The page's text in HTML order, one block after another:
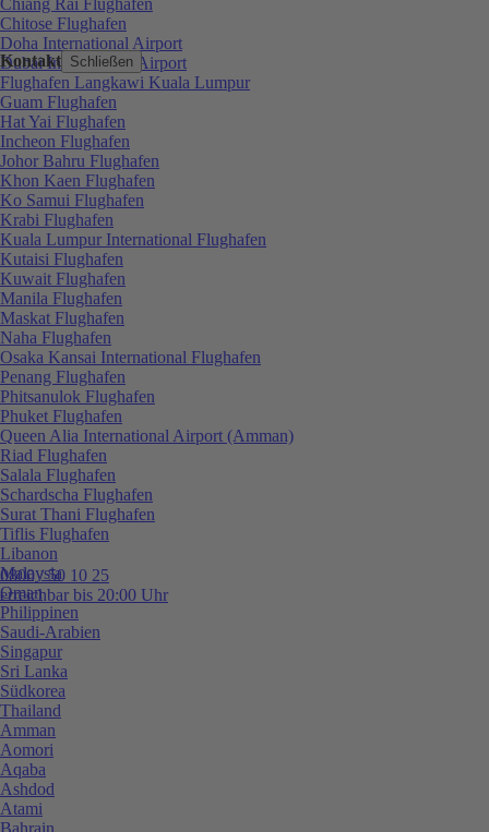
Kontakt Schließen
0800 / 50 10 25
erreichbar bis 20:00 Uhr
Chitose Flughafen
Doha International Airport
Dubai International Airport
Flughafen Langkawi Kuala Lumpur
Guam Flughafen
Hat Yai Flughafen
Incheon Flughafen
Johor Bahru Flughafen
Khon Kaen Flughafen
Ko Samui Flughafen
Krabi Flughafen
Kuala Lumpur International Flughafen
Kutaisi Flughafen
Kuwait Flughafen
Manila Flughafen
Maskat Flughafen
Naha Flughafen
Osaka Kansai International Flughafen
Penang Flughafen
Phitsanulok Flughafen
Phuket Flughafen
Queen Alia International Airport (Amman)
Riad Flughafen
Salala Flughafen
Schardscha Flughafen
Surat Thani Flughafen
Tiflis Flughafen
Libanon
Malaysia
Oman
Philippinen
Saudi-Arabien
Singapur
Sri Lanka
Südkorea
Thailand
Amman
Aomori
Aqaba
Ashdod
Atami
Bahrain